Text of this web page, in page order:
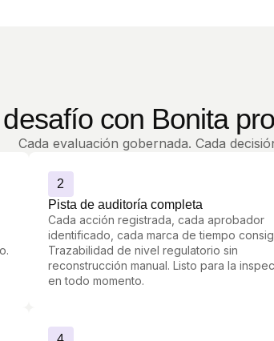
con Bonita
Cada evaluación gobernada. Cada
2
Pista de auditoría completa
Cada acción registrada, cada aprobador
identificado, cada marca de tiempo
Trazabilidad de nivel regulatorio sin
reconstrucción manual. Listo para la
en todo momento.